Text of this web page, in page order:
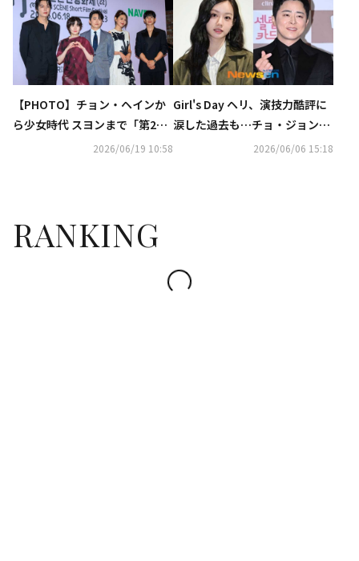
場面写真が解禁 ビジュアル解禁
【PHOTO】チョン・ヘインか
ら少女時代 スヨンまで「第22
回ミジャンセン短編映画祭」に
2026/06/19 10:58
Girl's Day ヘリ、演技力酷評に
涙した過去も…チョ・ジョンソ
クに感謝「先輩は一度も怒らな
2026/06/06 15:18
RANKING